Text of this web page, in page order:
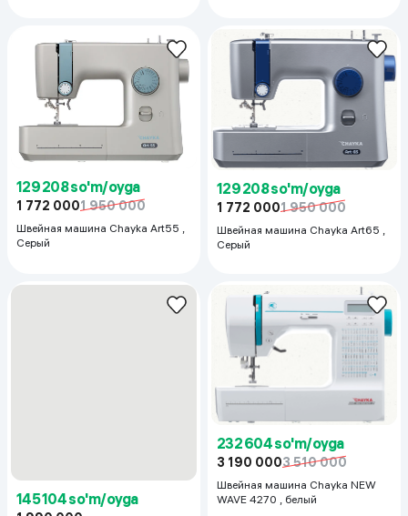
129 208 so'm/oyga
1 772 0001 950 000
Серый
1 772 0001 950 000
Серый
232 604 so'm/oyga
3 190 0003 510 000
WAVE 4270 , белый